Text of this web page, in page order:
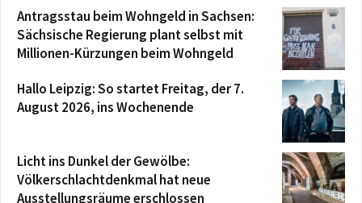
Antragsstau beim Wohngeld in Sachsen:
Sächsische Regierung plant selbst mit
Millionen-Kürzungen beim Wohngeld
Hallo Leipzig: So startet Freitag, der 7.
August 2026, ins Wochenende
Licht ins Dunkel der Gewölbe:
Völkerschlachtdenkmal hat neue
Ausstellungsräume erschlossen